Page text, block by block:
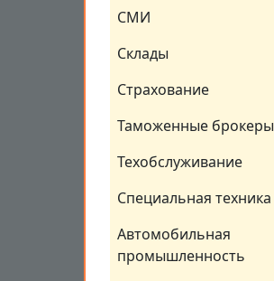
СМИ
Склады
Страхование
Таможенные брокеры
Техобслуживание
Специальная техника
Автомобильная
промышленность